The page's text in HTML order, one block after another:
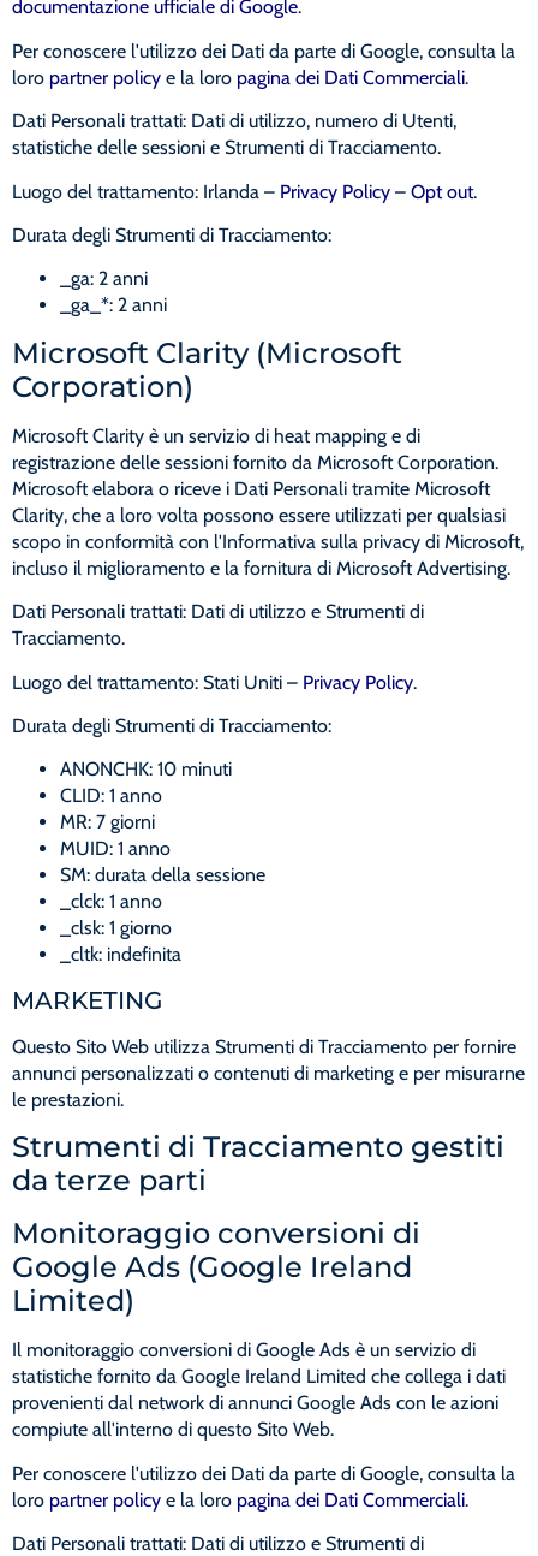
documentazione ufficiale di Google.
Per conoscere l'utilizzo dei Dati da parte di Google, consulta la
loro partner policy e la loro pagina dei Dati Commerciali.
Dati Personali trattati: Dati di utilizzo, numero di Utenti,
statistiche delle sessioni e Strumenti di Tracciamento.
Luogo del trattamento: Irlanda – Privacy Policy – Opt out.
Durata degli Strumenti di Tracciamento:
_ga: 2 anni
_ga_*: 2 anni
Microsoft Clarity (Microsoft
Corporation)
Microsoft Clarity è un servizio di heat mapping e di
registrazione delle sessioni fornito da Microsoft Corporation.
Microsoft elabora o riceve i Dati Personali tramite Microsoft
Clarity, che a loro volta possono essere utilizzati per qualsiasi
scopo in conformità con l'Informativa sulla privacy di Microsoft,
incluso il miglioramento e la fornitura di Microsoft Advertising.
Dati Personali trattati: Dati di utilizzo e Strumenti di
Tracciamento.
Luogo del trattamento: Stati Uniti – Privacy Policy.
Durata degli Strumenti di Tracciamento:
ANONCHK: 10 minuti
CLID: 1 anno
MR: 7 giorni
MUID: 1 anno
SM: durata della sessione
_clck: 1 anno
_clsk: 1 giorno
_cltk: indefinita
MARKETING
Questo Sito Web utilizza Strumenti di Tracciamento per fornire
annunci personalizzati o contenuti di marketing e per misurarne
le prestazioni.
Strumenti di Tracciamento gestiti
da terze parti
Monitoraggio conversioni di
Google Ads (Google Ireland
Limited)
Il monitoraggio conversioni di Google Ads è un servizio di
statistiche fornito da Google Ireland Limited che collega i dati
provenienti dal network di annunci Google Ads con le azioni
compiute all'interno di questo Sito Web.
Per conoscere l'utilizzo dei Dati da parte di Google, consulta la
loro partner policy e la loro pagina dei Dati Commerciali.
Dati Personali trattati: Dati di utilizzo e Strumenti di